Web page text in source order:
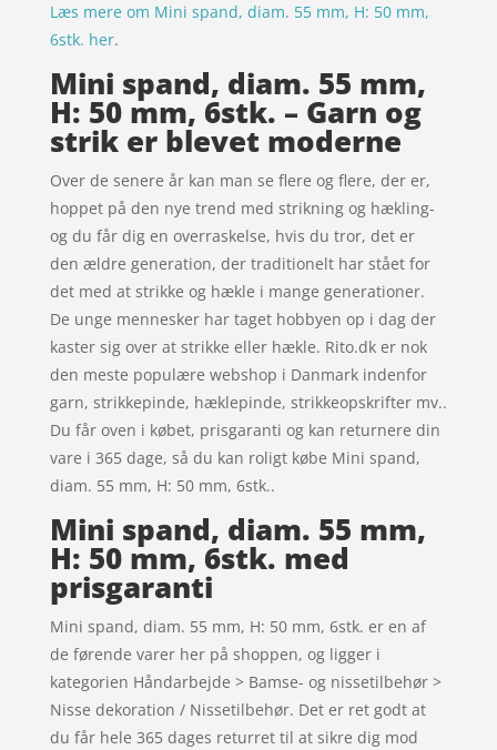
Læs mere om Mini spand, diam. 55 mm, H: 50 mm,
6stk. her.
Mini spand, diam. 55 mm,
H: 50 mm, 6stk. – Garn og
strik er blevet moderne
Over de senere år kan man se flere og flere, der er,
hoppet på den nye trend med strikning og hækling-
og du får dig en overraskelse, hvis du tror, det er
den ældre generation, der traditionelt har stået for
det med at strikke og hækle i mange generationer.
De unge mennesker har taget hobbyen op i dag der
kaster sig over at strikke eller hækle. Rito.dk er nok
den meste populære webshop i Danmark indenfor
garn, strikkepinde, hæklepinde, strikkeopskrifter mv..
Du får oven i købet, prisgaranti og kan returnere din
vare i 365 dage, så du kan roligt købe Mini spand,
diam. 55 mm, H: 50 mm, 6stk..
Mini spand, diam. 55 mm,
H: 50 mm, 6stk. med
prisgaranti
Mini spand, diam. 55 mm, H: 50 mm, 6stk. er en af
de førende varer her på shoppen, og ligger i
kategorien Håndarbejde > Bamse- og nissetilbehør >
Nisse dekoration / Nissetilbehør. Det er ret godt at
du får hele 365 dages returret til at sikre dig mod